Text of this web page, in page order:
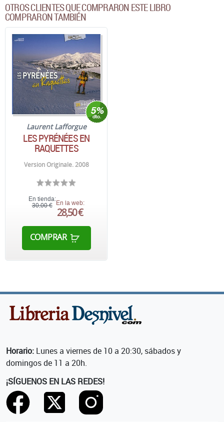
OTROS CLIENTES QUE COMPRARON ESTE LIBRO
COMPRARON TAMBIÉN
Laurent Lafforgue
LES PYRÉNÉES EN
RAQUETTES
Version Originale. 2008
En tienda:
30,00 € En la web:
28,50 €
COMPRAR
Horario: Lunes a viernes de 10 a 20:30, sábados y
domingos de 11 a 20h.
¡SÍGUENOS EN LAS REDES!